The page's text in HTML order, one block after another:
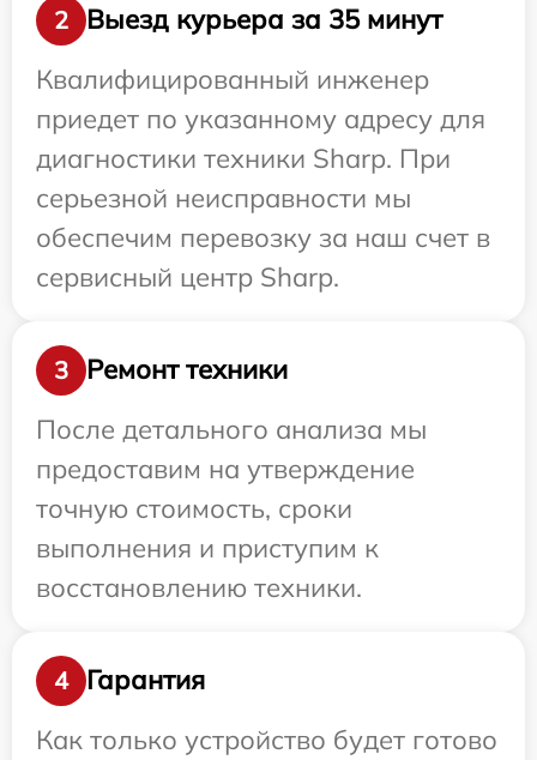
2
Выезд курьера за 35 минут
Квалифицированный инженер
приедет по указанному адресу для
диагностики техники Sharp. При
серьезной неисправности мы
обеспечим перевозку за наш счет в
сервисный центр Sharp.
3
Ремонт техники
После детального анализа мы
предоставим на утверждение
точную стоимость, сроки
выполнения и приступим к
восстановлению техники.
4
Гарантия
Как только устройство будет готово